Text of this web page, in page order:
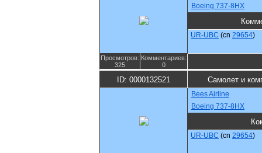
Boeing 737-8HX
UR-UBC (cn 29654)
Просмотров:
325
Комментариев:
0
ID: 0000132521 Самолет и
Bees Airline
Boeing 737-8HX
UR-UBC (cn 29654)